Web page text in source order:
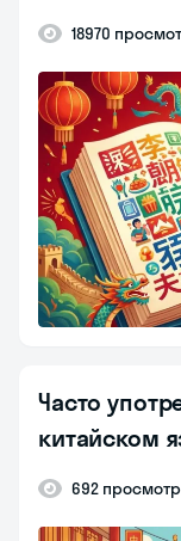
18970
Часто
китайском
692